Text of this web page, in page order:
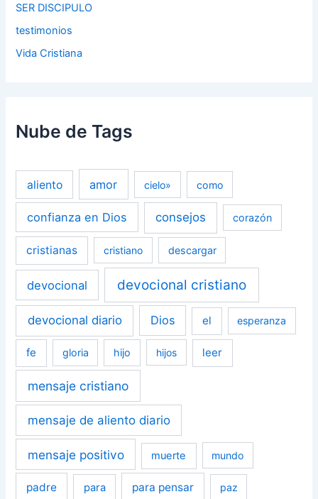
SER DISCIPULO
testimonios
Vida Cristiana
Nube de Tags
aliento amor cielo» como
confianza en Dios consejos corazón
cristianas cristiano descargar
devocional devocional cristiano
devocional diario Dios el esperanza
fe gloria hijo hijos leer
mensaje cristiano
mensaje de aliento diario
mensaje positivo muerte mundo
padre para para pensar paz